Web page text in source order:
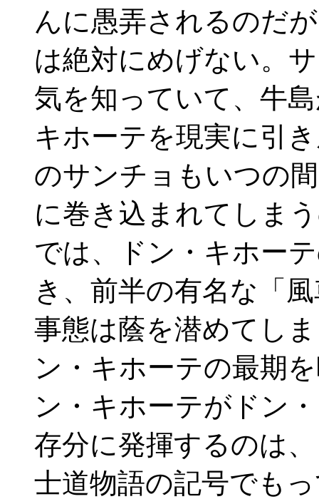
んに愚弄されるのだ
は絶対にめげない。
気を知っていて、牛
キホーテを現実に引
のサンチョもいつの
に巻き込まれてしま
では、ドン・キホー
き、前半の有名な「
事態は蔭を潜めてし
ン・キホーテの最期
ン・キホーテがドン
存分に発揮するのは
士道物語の記号でも